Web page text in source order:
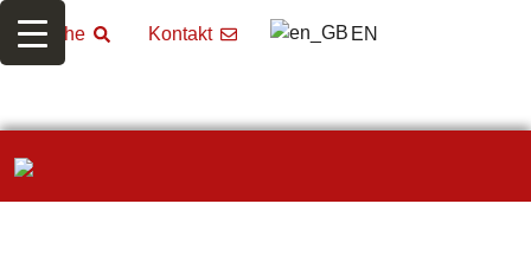
Suche Kontakt EN